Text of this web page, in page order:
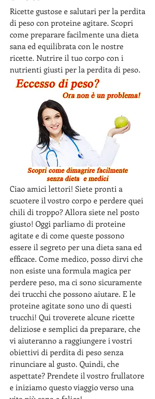
Ricette gustose e salutari per la perdita
di peso con proteine ​​agitare. Scopri
come preparare facilmente una dieta
sana ed equilibrata con le nostre
ricette. Nutrire il tuo corpo con i
nutrienti giusti per la perdita di peso.
Ciao amici lettori! Siete pronti a
scuotere il vostro corpo e perdere quei
chili di troppo? Allora siete nel posto
giusto! Oggi parliamo di proteine
agitate e di come queste possono
essere il segreto per una dieta sana ed
efficace. Come medico, posso dirvi che
non esiste una formula magica per
perdere peso, ma ci sono sicuramente
dei trucchi che possono aiutare. E le
proteine agitate sono uno di questi
trucchi! Qui troverete alcune ricette
deliziose e semplici da preparare, che
vi aiuteranno a raggiungere i vostri
obiettivi di perdita di peso senza
rinunciare al gusto. Quindi, che
aspettate? Prendete il vostro frullatore
e iniziamo questo viaggio verso una